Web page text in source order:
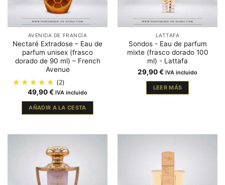
AVENIDA DE FRANCIA
Nectaré Extradose – Eau de
parfum unisex (frasco
dorado de 90 ml) – French
Avenue
(2)
49,90€ IVA incluido
AÑADIR A LA CESTA
LATTAFA
Sondos - Eau de parfum
mixte (frasco dorado 100
ml) - Lattafa
29,90€ IVA incluido
LEER MÁS